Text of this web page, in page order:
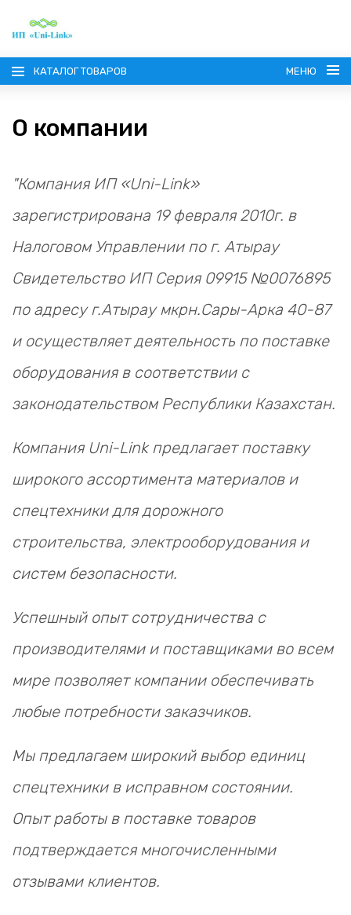
КАТАЛОГ ТОВАРОВ МЕНЮ
ИНФОРМАЦИЯ
НАШИ ПОСТАВЩИКИ
НАШИ СЕРТИФИКАТЫ
КОНТАКТЫ
О компании
"Компания ИП «Uni-Link»
зарегистрирована 19 февраля 2010г. в
Налоговом Управлении по г. Атырау
Свидетельство ИП Серия 09915 №0076895
по адресу г.Атырау мкрн.Сары-Арка 40-87
и осуществляет деятельность по поставке
оборудования в соответствии с
законодательством Республики Казахстан.
Компания Uni-Link предлагает поставку
широкого ассортимента материалов и
спецтехники для дорожного
строительства, электрооборудования и
систем безопасности.
Успешный опыт сотрудничества с
производителями и поставщиками во всем
мире позволяет компании обеспечивать
любые потребности заказчиков.
Мы предлагаем широкий выбор единиц
спецтехники в исправном состоянии.
Опыт работы в поставке товаров
подтверждается многочисленными
отзывами клиентов.